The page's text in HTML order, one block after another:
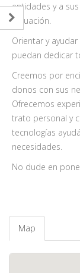
entidades y a
actuación.
Orientar y
puedan dedicar
Creemos por
donos con sus
Ofrecemos
trato personal y
tecnologías
necesidades.
No dude en
Map